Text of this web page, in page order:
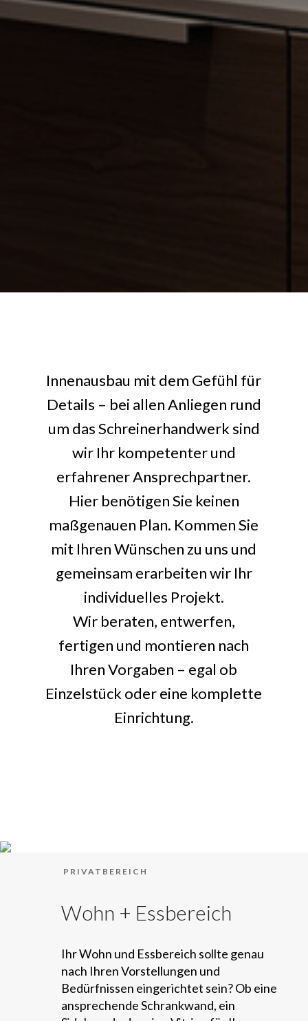
Innenausbau mit dem Gefühl für
Details – bei allen Anliegen rund
um das Schreinerhandwerk sind
wir Ihr kompetenter und
erfahrener Ansprechpartner.
Hier benötigen Sie keinen
maßgenauen Plan. Kommen Sie
mit Ihren Wünschen zu uns und
gemeinsam erarbeiten wir Ihr
individuelles Projekt.
Wir beraten, entwerfen,
fertigen und montieren nach
Ihren Vorgaben – egal ob
Einzelstück oder eine komplette
Einrichtung.
PRIVATBEREICH
Wohn + Essbereich
Ihr Wohn und Essbereich sollte genau
nach Ihren Vorstellungen und
Bedürfnissen eingerichtet sein? Ob eine
ansprechende Schrankwand, ein